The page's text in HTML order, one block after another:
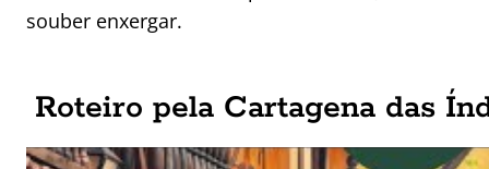
souber enxergar.
Roteiro pela Cartagena das